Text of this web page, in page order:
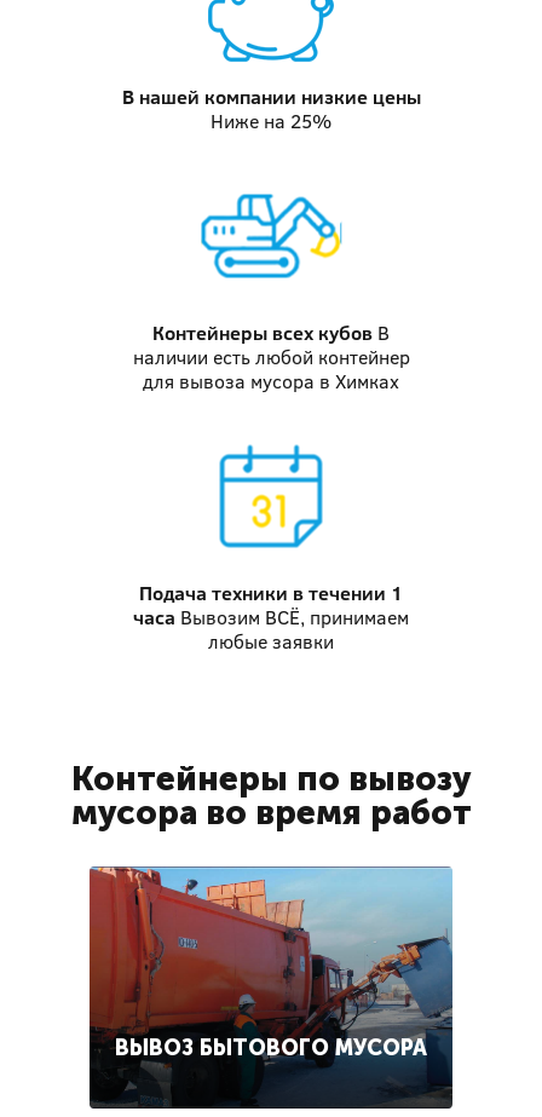
В нашей компании низкие цены
Ниже на 25%
Контейнеры всех кубов В
наличии есть любой контейнер
для вывоза мусора в Химках
Подача техники в течении 1
часа Вывозим ВСЁ, принимаем
любые заявки
Контейнеры по вывозу
мусора во время работ
ВЫВОЗ БЫТОВОГО МУСОРА